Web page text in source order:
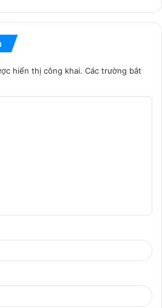
hiển thị công khai. Các trường bắt